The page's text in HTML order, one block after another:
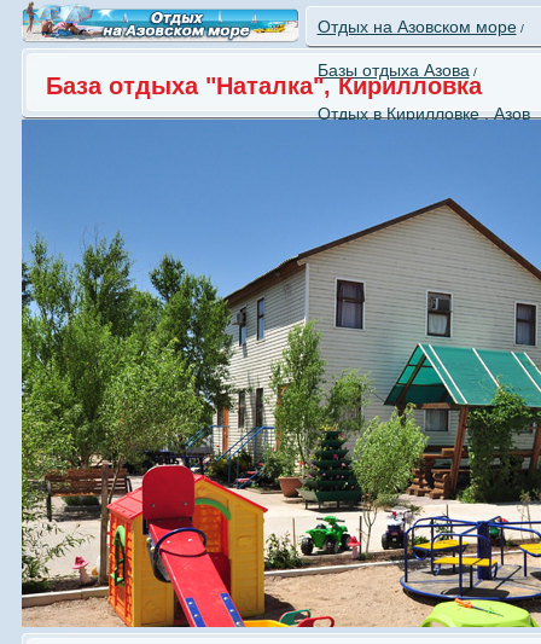
Отдых на Азовском море/
Базы отдыха Азова /
Отдых в Кирилловке , Азов
База отдыха "Наталка", Кирилловка